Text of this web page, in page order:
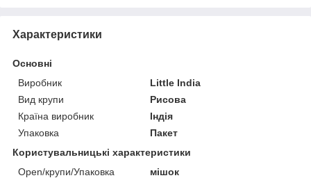
Характеристики
Основні
Виробник
Little India
Вид крупи
Рисова
Країна виробник
Індія
Упаковка
Пакет
Користувальницькі характеристики
Open/крупи/Упаковка
мішок